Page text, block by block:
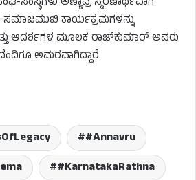
ಸಮಾಜಮುಖಿ ಕಾರ್ಯಕ್ರಮಗಳನ್ನು
ಆದರ್ಶಗಳ ಮೂಲಕ ರಾಜ್‌ಕುಮಾರ್ ಅವರು
ಅಮರವಾಗಿದ್ದಾರೆ.
#Annavru
#KarnatakaRathna